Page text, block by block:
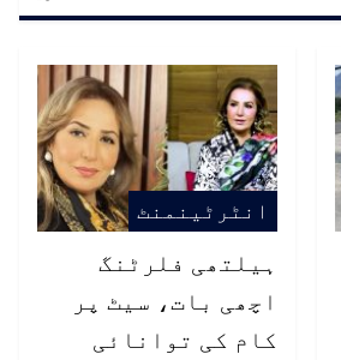
انٹرٹینمنٹ
ہیلتھی فلرٹنگ
اچھی بات، سیٹ پر
کام کی توانائی